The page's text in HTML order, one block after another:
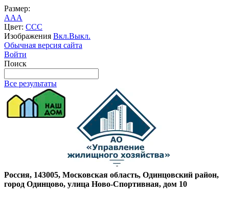
Размер:
AAA
Цвет: CCC
Изображения Вкл.Выкл.
Обычная версия сайта
Войти
Поиск
Все результаты
Россия, 143005, Московская область, Одинцовский район,
город Одинцово, улица Ново-Спортивная, дом 10